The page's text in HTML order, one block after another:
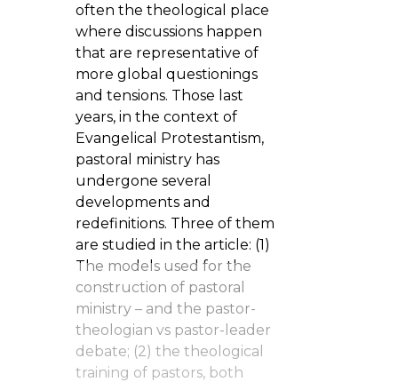
often the theological place
where discussions happen
that are representative of
more global questionings
and tensions. Those last
years, in the context of
Evangelical Protestantism,
pastoral ministry has
undergone several
developments and
redefinitions. Three of them
are studied in the article: (1)
The models used for the
construction of pastoral
ministry – and the pastor-
theologian vs pastor-leader
debate; (2) the theological
training of pastors, both